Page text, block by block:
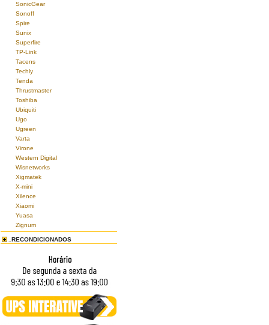
SonicGear
Sonoff
Spire
Sunix
Superfire
TP-Link
Tacens
Techly
Tenda
Thrustmaster
Toshiba
Ubiquiti
Ugo
Ugreen
Varta
Virone
Western Digital
Wisnetworks
Xigmatek
X-mini
Xilence
Xiaomi
Yuasa
Zignum
RECONDICIONADOS